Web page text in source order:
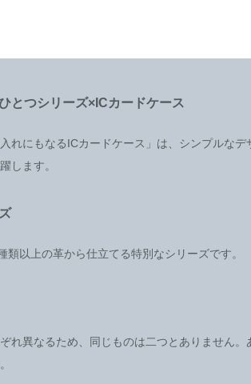
とつシリーズ×ICカードケース
れにもなるICカードケース」は、シンプルなデ
します。
以上の革から仕立てる特別なシリーズです。
れ異なるため、同じものは二つとありません。